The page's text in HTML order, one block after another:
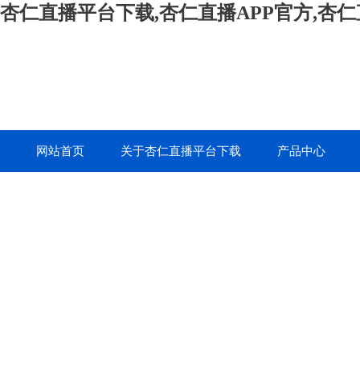
杏仁直播平台下载,杏仁直播APP官方,杏
网站首页 关于杏仁直播平台下载 产品中心